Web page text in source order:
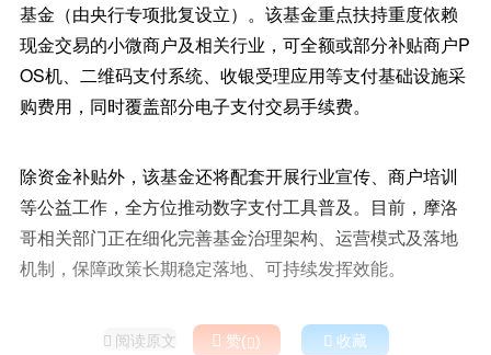
基金（由央行专项批复设立）。该基金重点扶持重度依赖
现金交易的小微商户及相关行业，可全额或部分补贴商户P
OS机、二维码支付系统、收银受理应用等支付基础设施采
购费用，同时覆盖部分电子支付交易手续费。
除资金补贴外，该基金还将配套开展行业宣传、商户培训
等公益工作，全方位推动数字支付工具普及。目前，摩洛
哥相关部门正在细化完善基金治理架构、运营模式及落地
机制，保障政策长期稳定落地、可持续发挥效能。
 阅读原文  赞()  收藏